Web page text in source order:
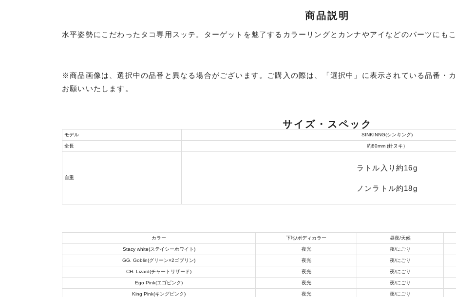
※店頭展示時の置き傷が付いているも
傷が極めて少ない極上品
使用感や傷は少なく比較的美品
B 使用感や傷はあるが全体的に綺麗
C 使用感や傷のある一般的な中古品
商品説明
水平姿勢にこだわったタコ専用スッテ。ターゲットを魅了するカラーリングとカンナやアイなどのパーツにも
※商品画像は、選択中の品番と異なる場合がございます。ご購入の際は、「選択中」に表示されている品番・
お願いいたします。
サイズ・スペック
モデル SINKINNG(シンキング)
全長 約80mm (針ヌキ）
自重
ラトル入り約16g
ノンラトル約18g
カラー 下地/ボディカラー 昼夜/天候
Stacy white(ステイシーホワイト) 夜光 夜/にごり
GG. Goblin(グリーン×2ゴブリン) 夜光 夜/にごり
CH. Lizard(チャートリザード) 夜光 夜/にごり
Ego Pink(エゴピンク) 夜光 夜/にごり
King Pink(キングピンク) 夜光 夜/にごり